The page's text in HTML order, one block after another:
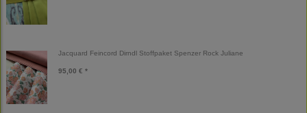
Jacquard Feincord Dirndl Stoffpaket Spenzer Rock Juliane
95,00 € *